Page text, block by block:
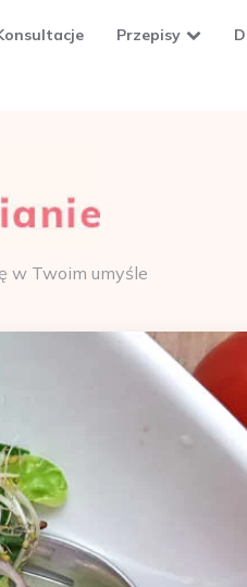
Przepisy
w Twoim umyśle